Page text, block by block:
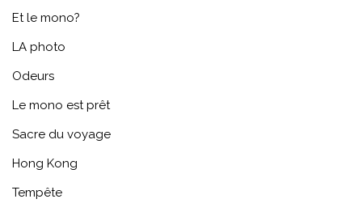
Et le mono?
LA photo
Odeurs
Le mono est prêt
Sacre du voyage
Hong Kong
Tempête